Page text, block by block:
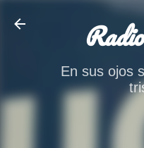
En sus ojos